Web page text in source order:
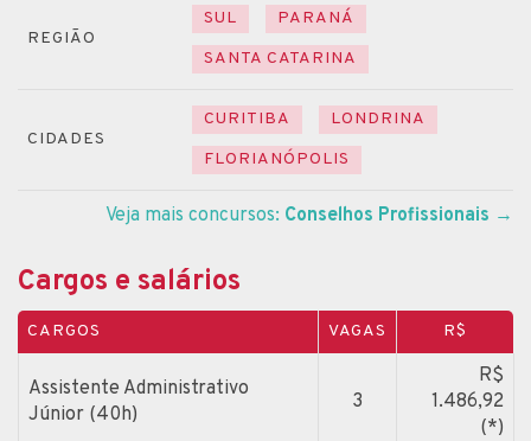
REGIÃO
SUL
PARANÁ
SANTA CATARINA
CIDADES
CURITIBA
LONDRINA
FLORIANÓPOLIS
Veja mais concursos: Conselhos Profissionais →
Cargos e salários
CARGOS VAGAS R$
Assistente Administrativo
Júnior (40h)
3
R$
1.486,92
(*)